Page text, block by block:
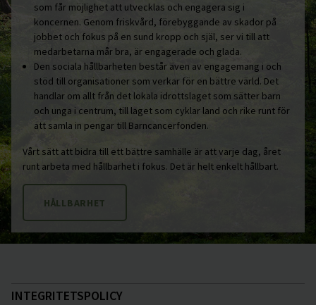
som får möjlighet att utvecklas och engagera sig i
koncernen. Genom friskvård, förebyggande av skador på
jobbet och fokus på en sund kropp och själ, ser vi till att
medarbetarna mår bra, är engagerade och glada.
Den sociala hållbarheten består även av engagemang i och
stöd till organisationer som verkar för en bättre värld. Det
handlar om allt från det lokala idrottslaget som sätter barn
och unga i centrum, till laget som cyklar land och rike runt för
att samla in pengar till Barncancerfonden.
Vårt sätt att bidra till ett bättre samhälle är att varje dag, året
runt arbeta med hållbarhet i fokus. Det är helt enkelt hållbart.
HÅLLBARHET
INTEGRITETSPOLICY